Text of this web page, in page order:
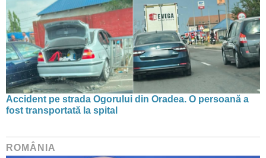
Accident pe strada Ogorului din Oradea. O persoană a
fost transportată la spital
ROMÂNIA